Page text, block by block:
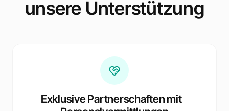
unsere Unterstützung
Exklusive Partnerschaften mit